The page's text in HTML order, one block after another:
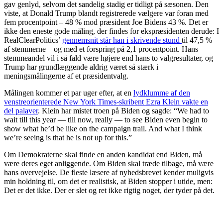
gav genlyd, selvom det sandelig stadig er tidligt på sæsonen. Den
viste, at Donald Trump blandt registrerede vælgere var foran med
fem procentpoint – 48 % mod præsident Joe Bidens 43 %. Det er
ikke den eneste gode måling, der findes for ekspræsidenten derude: I
RealClearPolitics’ gennemsnit står han i skrivende stund til 47,5 %
af stemmerne – og med et forspring på 2,1 procentpoint. Hans
stemmeandel vil i så fald være højere end hans to valgresultater, og
Trump har grundlæggende aldrig været så stærk i
meningsmålingerne af et præsidentvalg.
Målingen kommer et par uger efter, at en lydklumme af den
venstreorienterede New York Times-skribent Ezra Klein vakte en
del palaver. Klein har mistet troen på Biden og sagde: “We had to
wait till this year — till now, really — to see Biden even begin to
show what he’d be like on the campaign trail. And what I think
we’re seeing is that he is not up for this.”
Om Demokraterne skal finde en anden kandidat end Biden, må
være deres eget anliggende. Om Biden skal træde tilbage, må være
hans overvejelse. De fleste læsere af nyhedsbrevet kender muligvis
min holdning til, om det er realistisk, at Biden stopper i utide, men:
Det er det ikke. Der er slet og ret ikke rigtig noget, der tyder på det.